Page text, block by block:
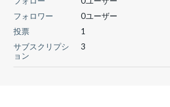
フォロワー
0ユーザー
投票
1
サブスクリプシ
ョン
3